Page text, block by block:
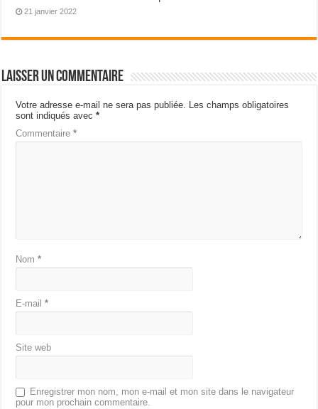
21 janvier 2022
Laisser un commentaire
Votre adresse e-mail ne sera pas publiée. Les champs obligatoires
sont indiqués avec*
Commentaire*
Nom*
E-mail*
Site web
Enregistrer mon nom, mon e-mail et mon site dans le navigateur
pour mon prochain commentaire.